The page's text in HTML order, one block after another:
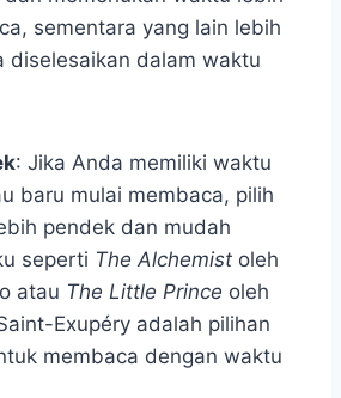
sementara yang lain lebih
diselesaikan dalam waktu
: Jika Anda memiliki waktu
baru mulai membaca, pilih
pendek dan mudah
seperti The Alchemist oleh
atau The Little Prince oleh
Exupéry adalah pilihan
membaca dengan waktu